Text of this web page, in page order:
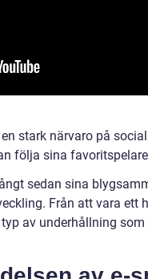
stark närvaro på
följa sina
sedan sina
Från att vara ett
av underhållning